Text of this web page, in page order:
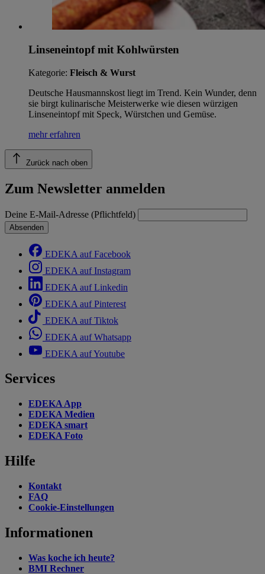
Linseneintopf mit Kohlwürsten
Kategorie: Fleisch & Wurst
Deutsche Hausmannskost liegt im Trend. Kein Wunder, denn
sie birgt kulinarische Meisterwerke wie diesen würzigen
Linseneintopf mit Speck, Würstchen und Gemüse.
mehr erfahren
Zurück nach oben
Zum Newsletter anmelden
Deine E-Mail-Adresse (Pflichtfeld)
Absenden
EDEKA auf Facebook
EDEKA auf Instagram
EDEKA auf Linkedin
EDEKA auf Pinterest
EDEKA auf Tiktok
EDEKA auf Whatsapp
EDEKA auf Youtube
Services
EDEKA App
EDEKA Medien
EDEKA smart
EDEKA Foto
Hilfe
Kontakt
FAQ
Cookie-Einstellungen
Informationen
Was koche ich heute?
BMI Rechner